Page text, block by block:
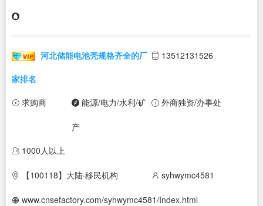
河北储能电池壳规格齐全的厂
家排名
13512131526
求购商 能源/电力/水利/矿
产
外商独资/办事处
1000人以上
【100118】大陆·移民机构 syhwymc4581
www.cnsefactory.com/syhwymc4581/Index.html